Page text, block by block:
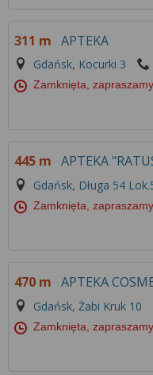
311 m APTEKA
Gdańsk, Kocurki 3
Zamknięta,
445 m APTEKA
Gdańsk, Długa 54
Zamknięta,
470 m APTEKA
Gdańsk, Żabi Kruk 10
Zamknięta,
Więcej informacji na
znajdziesz w